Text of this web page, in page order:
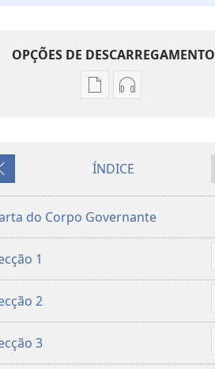
OPÇÕES DE DESCARREGAMENTO
Opções
publicações
as
Bíblia
Opções
áudio
as
Bíblia
ÍNDICE
do Corpo Governante
1
2
3